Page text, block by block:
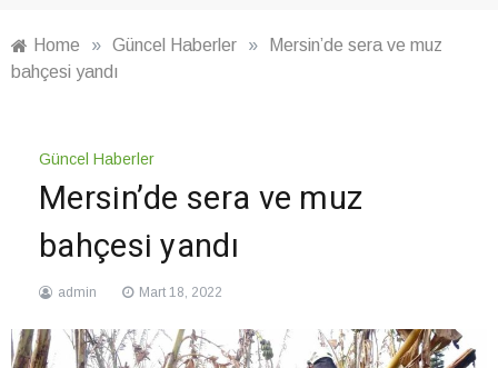
Home » Güncel Haberler »
Mersin’de sera ve muz
bahçesi yandı
Güncel Haberler
Mersin’de sera ve muz
bahçesi yandı
admin Mart 18, 2022